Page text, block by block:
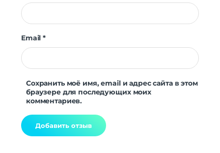
Email*
Сохранить моё имя, email и адрес сайта в этом
браузере для последующих моих
комментариев.